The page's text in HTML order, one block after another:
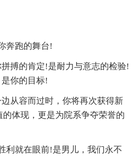
奔跑的舞台!
搏的肯定!是耐力与意志的检验!
你的目标!
从容而过时，你将再次获得新
体现，更是为院系争夺荣誉的
利就在眼前!是男儿，我们永不